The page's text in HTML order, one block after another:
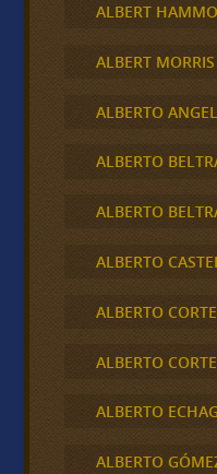
ALBERT
ALBERT MORRIS
ALBERTO
ALBERTO
ALBERTO
ALBERTO
ALBERTO
ALBERTO
ALBERTO
ALBERTO